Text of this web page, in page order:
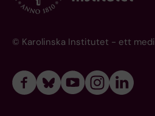
© Karolinska Institutet - ett